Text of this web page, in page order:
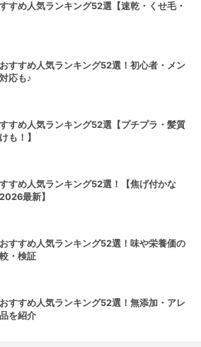
すめ人気ランキング52選【速乾・くせ毛・
すすめ人気ランキング52選！初心者・メン
応も♪
すめ人気ランキング52選【プチプラ・髪質
も！】
すめ人気ランキング52選！【焦げ付かな
最新】
すすめ人気ランキング52選！味や栄養価の
・検証
すすめ人気ランキング52選！無添加・アレ
を紹介